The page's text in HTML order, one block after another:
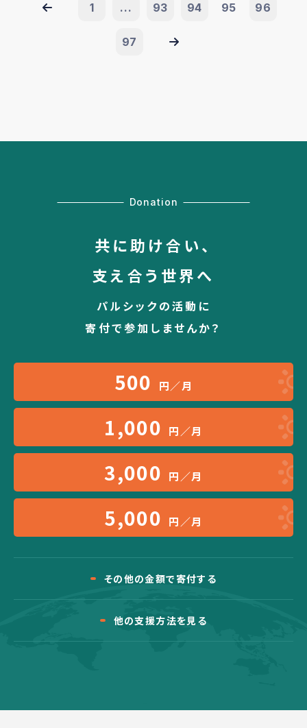
1 ... 93 94 95 96
97
Donation
共に助け合い、
支え合う世界へ
パルシックの活動に
寄付で参加しませんか？
500 円／月
1,000 円／月
3,000 円／月
5,000 円／月
その他の金額で寄付する
他の支援方法を見る